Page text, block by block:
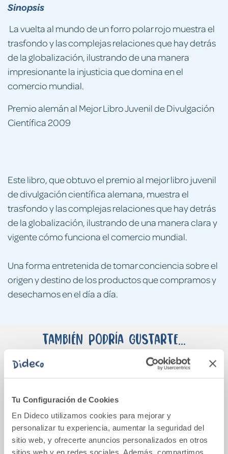
Tu Configuración de Cookies
En Dideco utilizamos cookies para mejorar y
personalizar tu experiencia, aumentar la seguridad del
sitio web, y ofrecerte anuncios personalizados en otros
sitios web y en redes sociales. Además, compartimos
Sinopsis
La vuelta al mundo de un forro polar rojo muestra el
trasfondo y las complejas relaciones que hay detrás
de la globalización, ilustrando de una manera
impresionante la injusticia que domina en el
comercio mundial.
Premio alemán al Mejor Libro Juvenil de Divulgación
Científica 2009
Este libro, que obtuvo el premio al mejor libro juvenil
de divulgación científica alemana, muestra el
trasfondo y las complejas relaciones que hay detrás
de la globalización, ilustrando de una manera clara y
vigente cómo funciona el comercio mundial.
Una forma entretenida de tomar conciencia sobre el
origen y destino de los productos que compramos y
desechamos en el día a día.
También podría gustarte...